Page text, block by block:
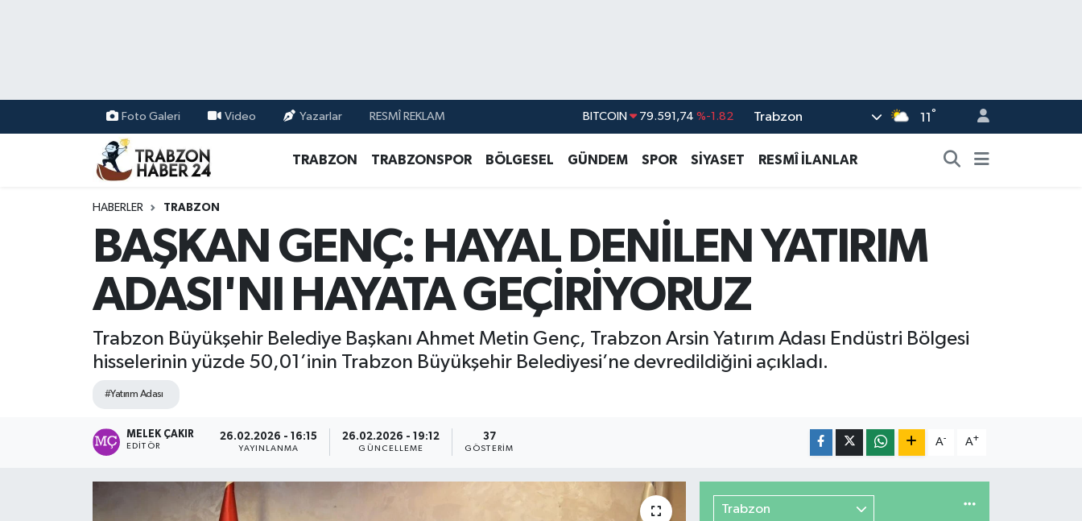
Foto Galeri Video Yazarlar RESMÎ REKLAM DOLAR 45,43620 %0.02
BİST100 14.598,00 %0
BITCOIN 79.591,74 %-1.82
Trabzon 11 °
TRABZON TRABZONSPOR BÖLGESEL GÜNDEM SPOR SİYASET RESMÎ İLANLAR
HABERLER TRABZON
BAŞKAN GENÇ: HAYAL DENİLEN YATIRIM
ADASI'NI HAYATA GEÇİRİYORUZ
Trabzon Büyükşehir Belediye Başkanı Ahmet Metin Genç, Trabzon Arsin Yatırım Adası Endüstri Bölgesi
hisselerinin yüzde 50,01’inin Trabzon Büyükşehir Belediyesi’ne devredildiğini açıkladı.
#Yatırım Adası
MELEK ÇAKIR
EDITÖR
26.02.2026 - 16:15
YAYINLANMA
26.02.2026 - 19:12
GÜNCELLEME
37
GÖSTERIM
A- A+
Trabzon
Hava Durumu
Namaz Vakitleri
Trafik Durumu
Süper Lig Puan Durumu ve Fikstür
Tüm Manşetler
Son Dakika Haberleri
Haber Arşivi